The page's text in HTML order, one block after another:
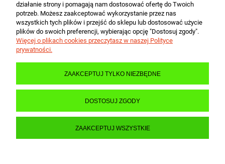
MOJE KONTO
PŁATNOŚCI I DOSTAWA
INFORMACJE
działanie strony i pomagają nam dostosować ofertę do Twoich
potrzeb. Możesz zaakceptować wykorzystanie przez nas
wszystkich tych plików i przejść do sklepu lub dostosować użycie
plików do swoich preferencji, wybierając opcję "Dostosuj zgody".
Więcej o plikach cookies przeczytasz w naszej Polityce
prywatności.
ZAAKCEPTUJ TYLKO NIEZBĘDNE
DOSTOSUJ ZGODY
ZAAKCEPTUJ WSZYSTKIE